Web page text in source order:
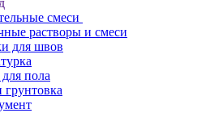
смеси
растворы и смеси
для швов
пола